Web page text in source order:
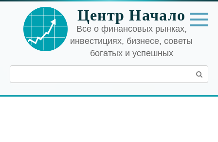
Перейти
контенту
Центр Начало
Все о финансовых рынках,
инвестициях, бизнесе, советы
богатых и успешных
Поиск: